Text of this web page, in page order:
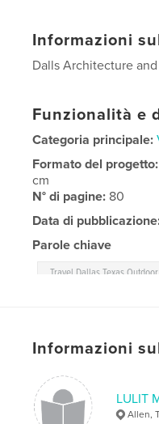
Informazioni
Dalls Architecture
Funzionalità e
Categoria principale:
Formato del
cm
N° di pagine: 80
Data di
Parole chiave
Travel Dallas Texas
Informazioni
LULIT
Allen,